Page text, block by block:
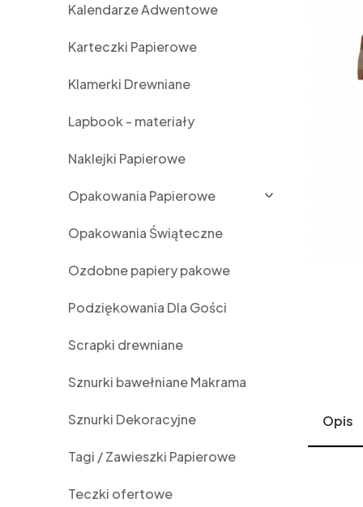
Kalendarze Adwentowe
Karteczki Papierowe
Klamerki Drewniane
Lapbook - materiały
Naklejki Papierowe
Opakowania Papierowe
Opakowania Świąteczne
Ozdobne papiery pakowe
Podziękowania Dla Gości
Scrapki drewniane
Sznurki bawełniane Makrama
Sznurki Dekoracyjne
Tagi / Zawieszki Papierowe
Teczki ofertowe
Opis